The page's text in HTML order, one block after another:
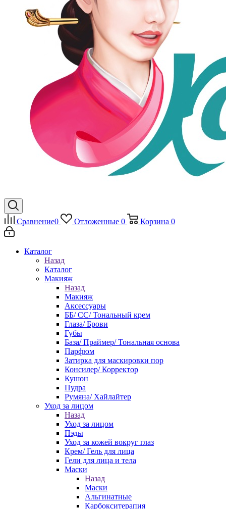
Сравнение0 Отложенные 0 Корзина 0
Каталог
Назад
Каталог
Макияж
Назад
Макияж
Аксессуары
ББ/ СС/ Тональный крем
Глаза/ Брови
Губы
База/ Праймер/ Тональная основа
Парфюм
Затирка для маскировки пор
Консилер/ Корректор
Кушон
Пудра
Румяна/ Хайлайтер
Уход за лицом
Назад
Уход за лицом
Пэды
Уход за кожей вокруг глаз
Крем/ Гель для лица
Гели для лица и тела
Маски
Назад
Маски
Альгинатные
Карбокситерапия